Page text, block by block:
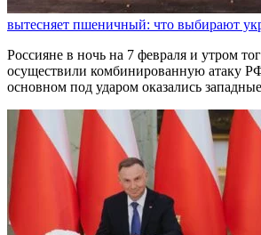
вытесняет пшеничный: что выбирают
Россияне в ночь на 7 февраля и утром
осуществили комбинированную атаку
основном под ударом оказались